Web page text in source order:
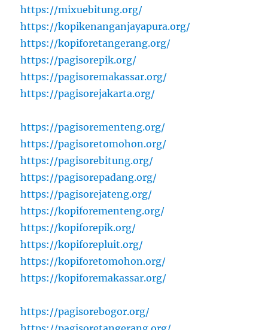
https://mixuebitung.org/
https://kopikenanganjayapura.org/
https://kopiforetangerang.org/
https://pagisorepik.org/
https://pagisoremakassar.org/
https://pagisorejakarta.org/
https://pagisorementeng.org/
https://pagisoretomohon.org/
https://pagisorebitung.org/
https://pagisorepadang.org/
https://pagisorejateng.org/
https://kopiforementeng.org/
https://kopiforepik.org/
https://kopiforepluit.org/
https://kopiforetomohon.org/
https://kopiforemakassar.org/
https://pagisorebogor.org/